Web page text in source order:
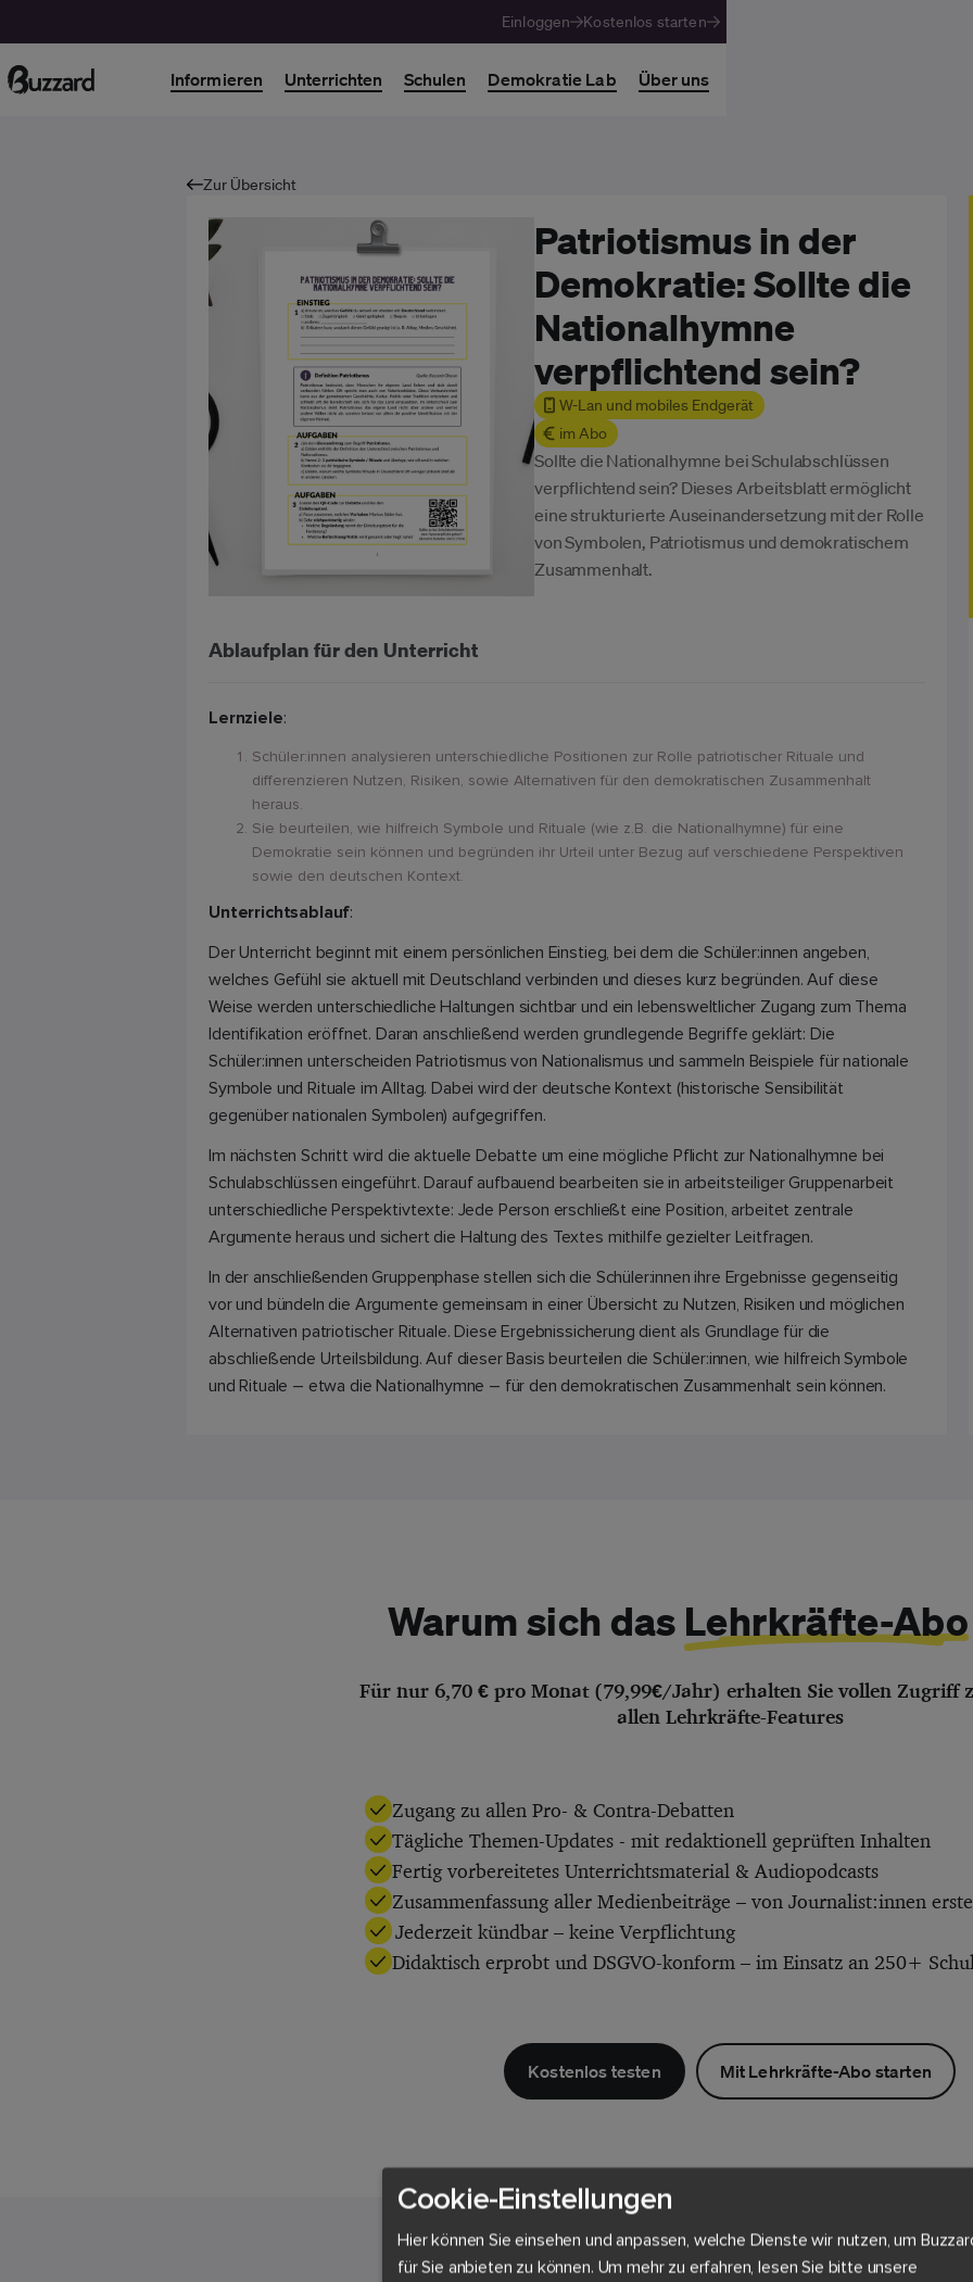
Einloggen Kostenlos starten
Informieren Unterrichten Schulen Demokratie Lab Über uns
Zur Übersicht
Patriotismus in der
Demokratie: Sollte die
Nationalhymne
verpflichtend sein?
W-Lan und mobiles Endgerät
im Abo
Sollte die Nationalhymne bei Schulabschlüssen
verpflichtend sein? Dieses Arbeitsblatt ermöglicht
eine strukturierte Auseinandersetzung mit der Rolle
von Symbolen, Patriotismus und demokratischem
Zusammenhalt.
Ablaufplan für den Unterricht
Lernziele:
Schüler:innen analysieren unterschiedliche Positionen zur Rolle patriotischer Rituale und
differenzieren Nutzen, Risiken, sowie Alternativen für den demokratischen Zusammenhalt
heraus.
Sie beurteilen, wie hilfreich Symbole und Rituale (wie z.B. die Nationalhymne) für eine
Demokratie sein können und begründen ihr Urteil unter Bezug auf verschiedene Perspektiven
sowie den deutschen Kontext.
Unterrichtsablauf:
Der Unterricht beginnt mit einem persönlichen Einstieg, bei dem die Schüler:innen angeben,
welches Gefühl sie aktuell mit Deutschland verbinden und dieses kurz begründen. Auf diese
Weise werden unterschiedliche Haltungen sichtbar und ein lebensweltlicher Zugang zum Thema
Identifikation eröffnet. Daran anschließend werden grundlegende Begriffe geklärt: Die
Schüler:innen unterscheiden Patriotismus von Nationalismus und sammeln Beispiele für nationale
Symbole und Rituale im Alltag. Dabei wird der deutsche Kontext (historische Sensibilität
gegenüber nationalen Symbolen) aufgegriffen.
Im nächsten Schritt wird die aktuelle Debatte um eine mögliche Pflicht zur Nationalhymne bei
Schulabschlüssen eingeführt. Darauf aufbauend bearbeiten sie in arbeitsteiliger Gruppenarbeit
unterschiedliche Perspektivtexte: Jede Person erschließt eine Position, arbeitet zentrale
Argumente heraus und sichert die Haltung des Textes mithilfe gezielter Leitfragen.
In der anschließenden Gruppenphase stellen sich die Schüler:innen ihre Ergebnisse gegenseitig
vor und bündeln die Argumente gemeinsam in einer Übersicht zu Nutzen, Risiken und möglichen
Alternativen patriotischer Rituale. Diese Ergebnissicherung dient als Grundlage für die
abschließende Urteilsbildung. Auf dieser Basis beurteilen die Schüler:innen, wie hilfreich Symbole
und Rituale – etwa die Nationalhymne – für den demokratischen Zusammenhalt sein können.
Warum sich das Lehrkräfte-Abo
Für nur 6,70 € pro Monat (79,99€/Jahr) erhalten Sie vollen Zugriff
allen Lehrkräfte-Features
Zugang zu allen Pro- & Contra-Debatten
Tägliche Themen-Updates - mit redaktionell geprüften Inhalten
Fertig vorbereitetes Unterrichtsmaterial & Audiopodcasts
Zusammenfassung aller Medienbeiträge – von Journalist:innen
Jederzeit kündbar – keine Verpflichtung
Didaktisch erprobt und DSGVO-konform – im Einsatz an 250+
Kostenlos testen Mit Lehrkräfte-Abo starten
Cookie-Einstellungen
Hier können Sie einsehen und anpassen, welche Dienste wir nutzen, um
für Sie anbieten zu können. Um mehr zu erfahren, lesen Sie bitte unsere